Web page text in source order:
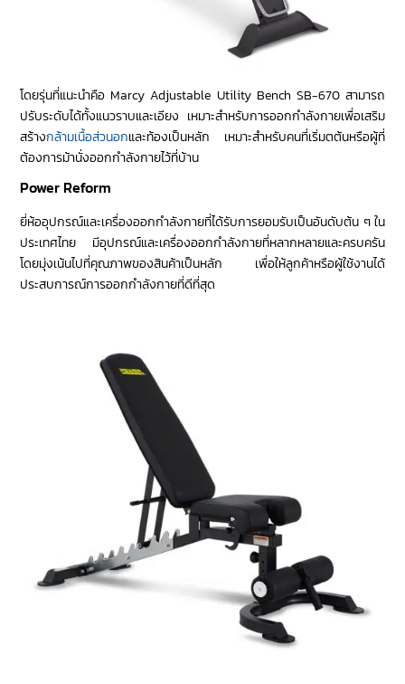
โดยรุ่นที่แนะนำคือ Marcy Adjustable Utility Bench SB-670 สามารถ
ปรับระดับได้ทั้งแนวราบและเอียง เหมาะสำหรับการออกกำลังกายเพื่อเสริม
สร้างกล้ามเนื้อส่วนอกและท้องเป็นหลัก เหมาะสำหรับคนที่เริ่มตต้นหรือผู้ที่
ต้องการม้านั่งออกกำลังกายไว้ที่บ้าน
Power Reform
ยี่ห้ออุปกรณ์และเครื่องออกกำลังกายที่ได้รับการยอมรับเป็นอันดับต้น ๆ ใน
ประเทศไทย มีอุปกรณ์และเครื่องออกกำลังกายที่หลากหลายและครบครัน
โดยมุ่งเน้นไปที่คุณภาพของสินค้าเป็นหลัก เพื่อให้ลูกค้าหรือผู้ใช้งานได้
ประสบการณ์การออกกำลังกายที่ดีที่สุด